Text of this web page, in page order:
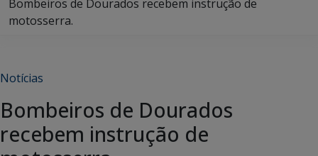
Bombeiros de Dourados recebem instrução de
motosserra.
Notícias
Bombeiros de Dourados
recebem instrução de